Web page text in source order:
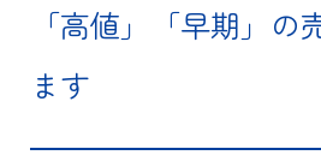
「高値」「早期」の
ます